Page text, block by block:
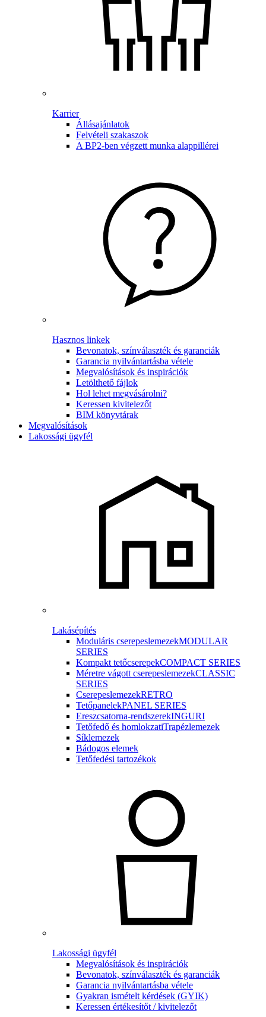
Karrier
Állásajánlatok
Felvételi szakaszok
A BP2-ben végzett munka alappillérei
Hasznos linkek
Bevonatok, színválaszték és garanciák
Garancia nyilvántartásba vétele
Megvalósítások és inspirációk
Letölthető fájlok
Hol lehet megvásárolni?
Keressen kivitelezőt
BIM könyvtárak
Megvalósítások
Lakossági ügyfél
Lakásépítés
Moduláris cserepeslemezekMODULAR
SERIES
Kompakt tetőcserepekCOMPACT SERIES
Méretre vágott cserepeslemezekCLASSIC
SERIES
CserepeslemezekRETRO
TetőpanelekPANEL SERIES
Ereszcsatorna-rendszerekINGURI
Tetőfedő és homlokzatiTrapézlemezek
Síklemezek
Bádogos elemek
Tetőfedési tartozékok
Lakossági ügyfél
Megvalósítások és inspirációk
Bevonatok, színválaszték és garanciák
Garancia nyilvántartásba vétele
Gyakran ismételt kérdések (GYIK)
Keressen értékesítőt / kivitelezőt